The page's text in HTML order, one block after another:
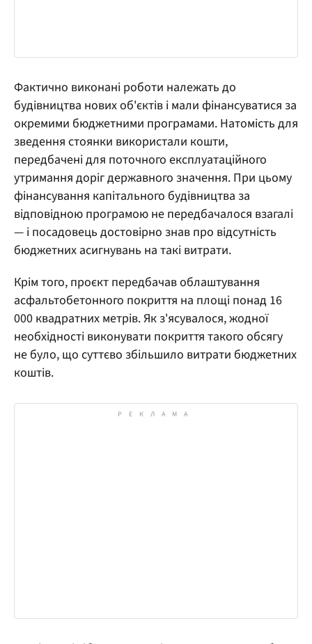
Фактично виконані роботи належать до
будівництва нових об'єктів і мали фінансуватися за
окремими бюджетними програмами. Натомість для
зведення стоянки використали кошти,
передбачені для поточного експлуатаційного
утримання доріг державного значення. При цьому
фінансування капітального будівництва за
відповідною програмою не передбачалося взагалі
— і посадовець достовірно знав про відсутність
бюджетних асигнувань на такі витрати.
Крім того, проєкт передбачав облаштування
асфальтобетонного покриття на площі понад 16
000 квадратних метрів. Як з'ясувалося, жодної
необхідності виконувати покриття такого обсягу
не було, що суттєво збільшило витрати бюджетних
коштів.